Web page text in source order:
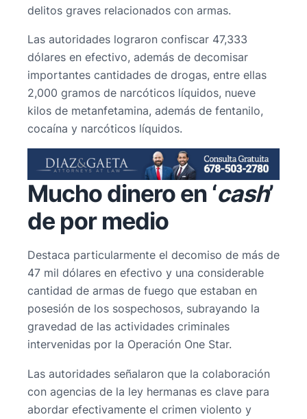
delitos graves relacionados con armas.
Las autoridades lograron confiscar 47,333
dólares en efectivo, además de decomisar
importantes cantidades de drogas, entre ellas
2,000 gramos de narcóticos líquidos, nueve
kilos de metanfetamina, además de fentanilo,
cocaína y narcóticos líquidos.
Mucho dinero en ‘cash’
de por medio
Destaca particularmente el decomiso de más de
47 mil dólares en efectivo y una considerable
cantidad de armas de fuego que estaban en
posesión de los sospechosos, subrayando la
gravedad de las actividades criminales
intervenidas por la Operación One Star.
Las autoridades señalaron que la colaboración
con agencias de la ley hermanas es clave para
abordar efectivamente el crimen violento y